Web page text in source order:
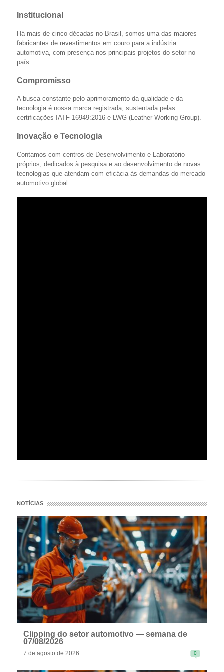
Institucional
Há mais de cinco décadas no Brasil, somos uma das maiores
fabricantes de revestimentos em couro para a indústria
automotiva, com presença nos principais projetos do setor no
país.
Compromisso
A busca constante pelo aprimoramento da qualidade e da
tecnologia é nossa marca registrada, sustentada pelas
certificações IATF 16949:2016 e LWG (Leather Working Group).
Inovação e Tecnologia
Contamos com centros de Desenvolvimento e Laboratório
próprios, dedicados à pesquisa e ao desenvolvimento de novas
tecnologias que atendam com eficácia às demandas do mercado
automotivo global.
NOTÍCIAS
Clipping do setor automotivo — semana de
07/08/2026
7 de agosto de 2026 0